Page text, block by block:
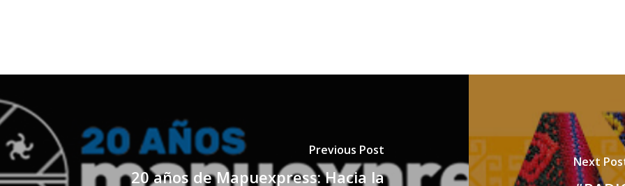
Previous Post
20 años de Mapuexpress: Hacia la
Next